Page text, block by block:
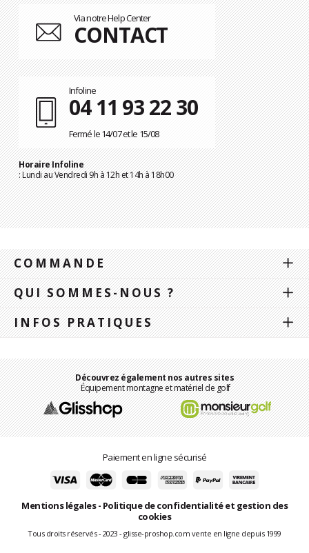
Via notre Help Center
CONTACT
Infoline
04 11 93 22 30
Fermé le 14/07 et le 15/08
Horaire Infoline
: Lundi au Vendredi 9h à 12h et 14h à 18h00
COMMANDE
QUI SOMMES-NOUS ?
INFOS PRATIQUES
Découvrez également nos autres sites
Équipement montagne et matériel de golf
Paiement en ligne sécurisé
Mentions légales- Politique de confidentialité et gestion des
cookies
Tous droits réservés - 2023 - glisse-proshop.com vente en ligne depuis 1999